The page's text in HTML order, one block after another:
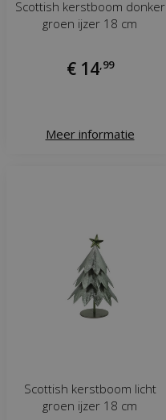
Scottish kerstboom donker
groen ijzer 18 cm
€ 14 99
Meer informatie
Scottish kerstboom licht
groen ijzer 18 cm